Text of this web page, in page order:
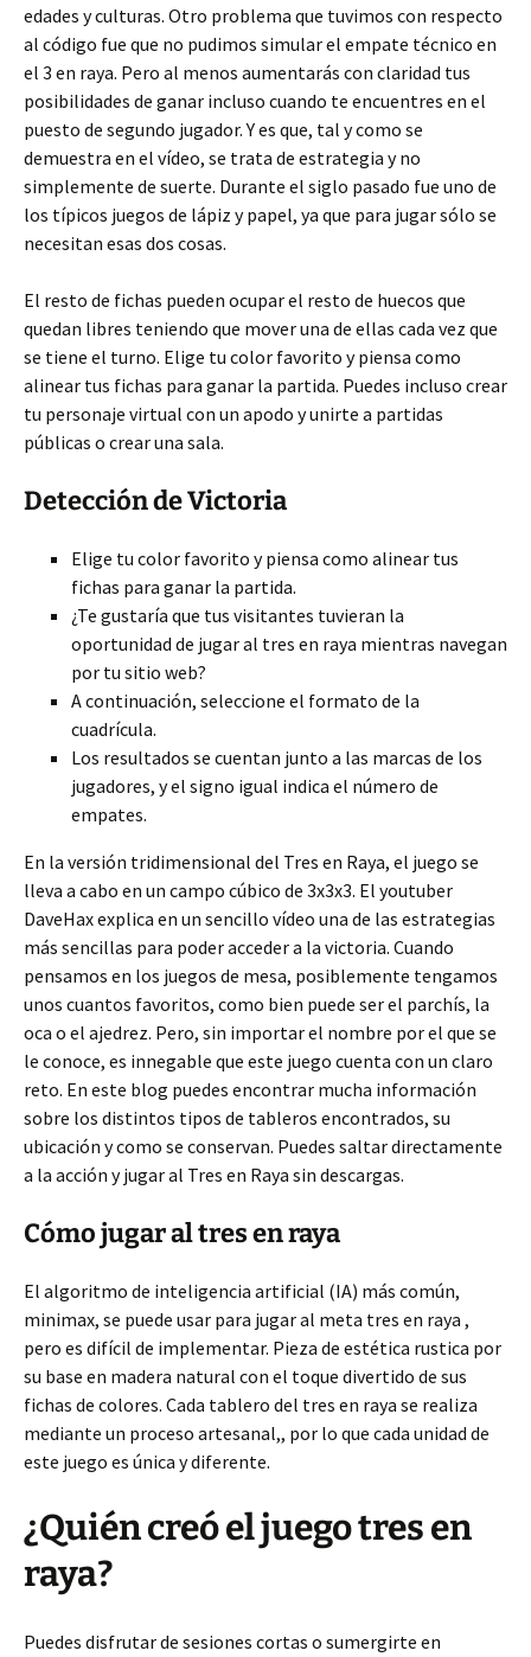
edades y culturas. Otro problema que tuvimos con respecto
al código fue que no pudimos simular el empate técnico en
el 3 en raya. Pero al menos aumentarás con claridad tus
posibilidades de ganar incluso cuando te encuentres en el
puesto de segundo jugador. Y es que, tal y como se
demuestra en el vídeo, se trata de estrategia y no
simplemente de suerte. Durante el siglo pasado fue uno de
los típicos juegos de lápiz y papel, ya que para jugar sólo se
necesitan esas dos cosas.
El resto de fichas pueden ocupar el resto de huecos que
quedan libres teniendo que mover una de ellas cada vez que
se tiene el turno. Elige tu color favorito y piensa como
alinear tus fichas para ganar la partida. Puedes incluso crear
tu personaje virtual con un apodo y unirte a partidas
públicas o crear una sala.
Detección de Victoria
Elige tu color favorito y piensa como alinear tus
fichas para ganar la partida.
¿Te gustaría que tus visitantes tuvieran la
oportunidad de jugar al tres en raya mientras navegan
por tu sitio web?
A continuación, seleccione el formato de la
cuadrícula.
Los resultados se cuentan junto a las marcas de los
jugadores, y el signo igual indica el número de
empates.
En la versión tridimensional del Tres en Raya, el juego se
lleva a cabo en un campo cúbico de 3x3x3. El youtuber
DaveHax explica en un sencillo vídeo una de las estrategias
más sencillas para poder acceder a la victoria. Cuando
pensamos en los juegos de mesa, posiblemente tengamos
unos cuantos favoritos, como bien puede ser el parchís, la
oca o el ajedrez. Pero, sin importar el nombre por el que se
le conoce, es innegable que este juego cuenta con un claro
reto. En este blog puedes encontrar mucha información
sobre los distintos tipos de tableros encontrados, su
ubicación y como se conservan. Puedes saltar directamente
a la acción y jugar al Tres en Raya sin descargas.
Cómo jugar al tres en raya
El algoritmo de inteligencia artificial (IA) más común,
minimax, se puede usar para jugar al meta tres en raya ,
pero es difícil de implementar. Pieza de estética rustica por
su base en madera natural con el toque divertido de sus
fichas de colores. Cada tablero del tres en raya se realiza
mediante un proceso artesanal,, por lo que cada unidad de
este juego es única y diferente.
¿Quién creó el juego tres en
raya?
Puedes disfrutar de sesiones cortas o sumergirte en